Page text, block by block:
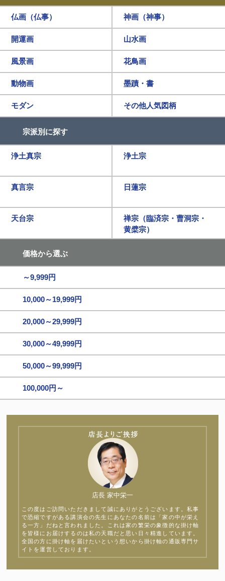
仏画（仏事） 神画（神事）
開運画 山水画
風景画 花鳥画
動物画 墨蹟・書
モダン その他人気図柄
宗派別に探す
浄土真宗 浄土宗
真言宗 日蓮宗
天台宗
禅宗（臨済宗・曹洞宗・
黄檗宗）
価格から選ぶ
～9,999円
10,000～19,999円
20,000～29,999円
30,000～49,999円
50,000～99,999円
100,000円～
店長 家中栄一
この度はご訪問いただきまして誠にありがとうございます。私事
で恐縮ですがある講演会の先生にあなたの名前は「家の中が栄え
る一方」だねと言われました。これは家の繁栄の象徴的な掛け軸
を皆様にお届けするのは私の天職だと思い日々精進しています。
全国の方に掛け軸を届けたいという想いから掛け軸の通販専門サ
イトを運営しております。